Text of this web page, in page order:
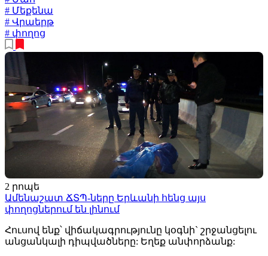
# Մեքենա
# Վրաերթ
# փողոց
2 րոպե
Ամենաշատ ՃՏՊ-ները Երևանի հենց այս
փողոցներում են լինում
Հուսով ենք՝ վիճակագրությունը կօգնի` շրջանցելու
անցանկալի դիպվածները: Եղեք անփորձանք: